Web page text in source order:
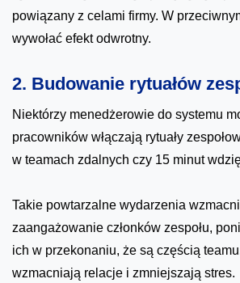
powiązany z celami firmy. W
wywołać efekt odwrotny.
2. Budowanie rytuałów
Niektórzy menedżerowie do systemu
pracowników włączają rytuały
w teamach zdalnych czy 15 minut
Takie powtarzalne wydarzenia
zaangażowanie członków zespołu,
ich w przekonaniu, że są częścią
wzmacniają relacje i zmniejszają stres.